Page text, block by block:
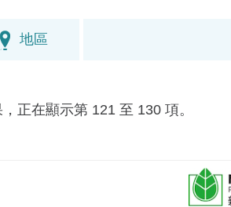
地區
正在顯示第 121 至 130 項。